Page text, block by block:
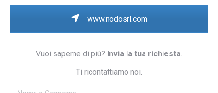
www.nodosrl.com
Vuoi saperne di più? Invia la tua richiesta.
Ti ricontattiamo noi.